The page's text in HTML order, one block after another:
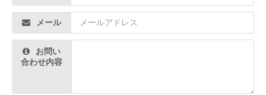
メール
お問い
合わせ内容